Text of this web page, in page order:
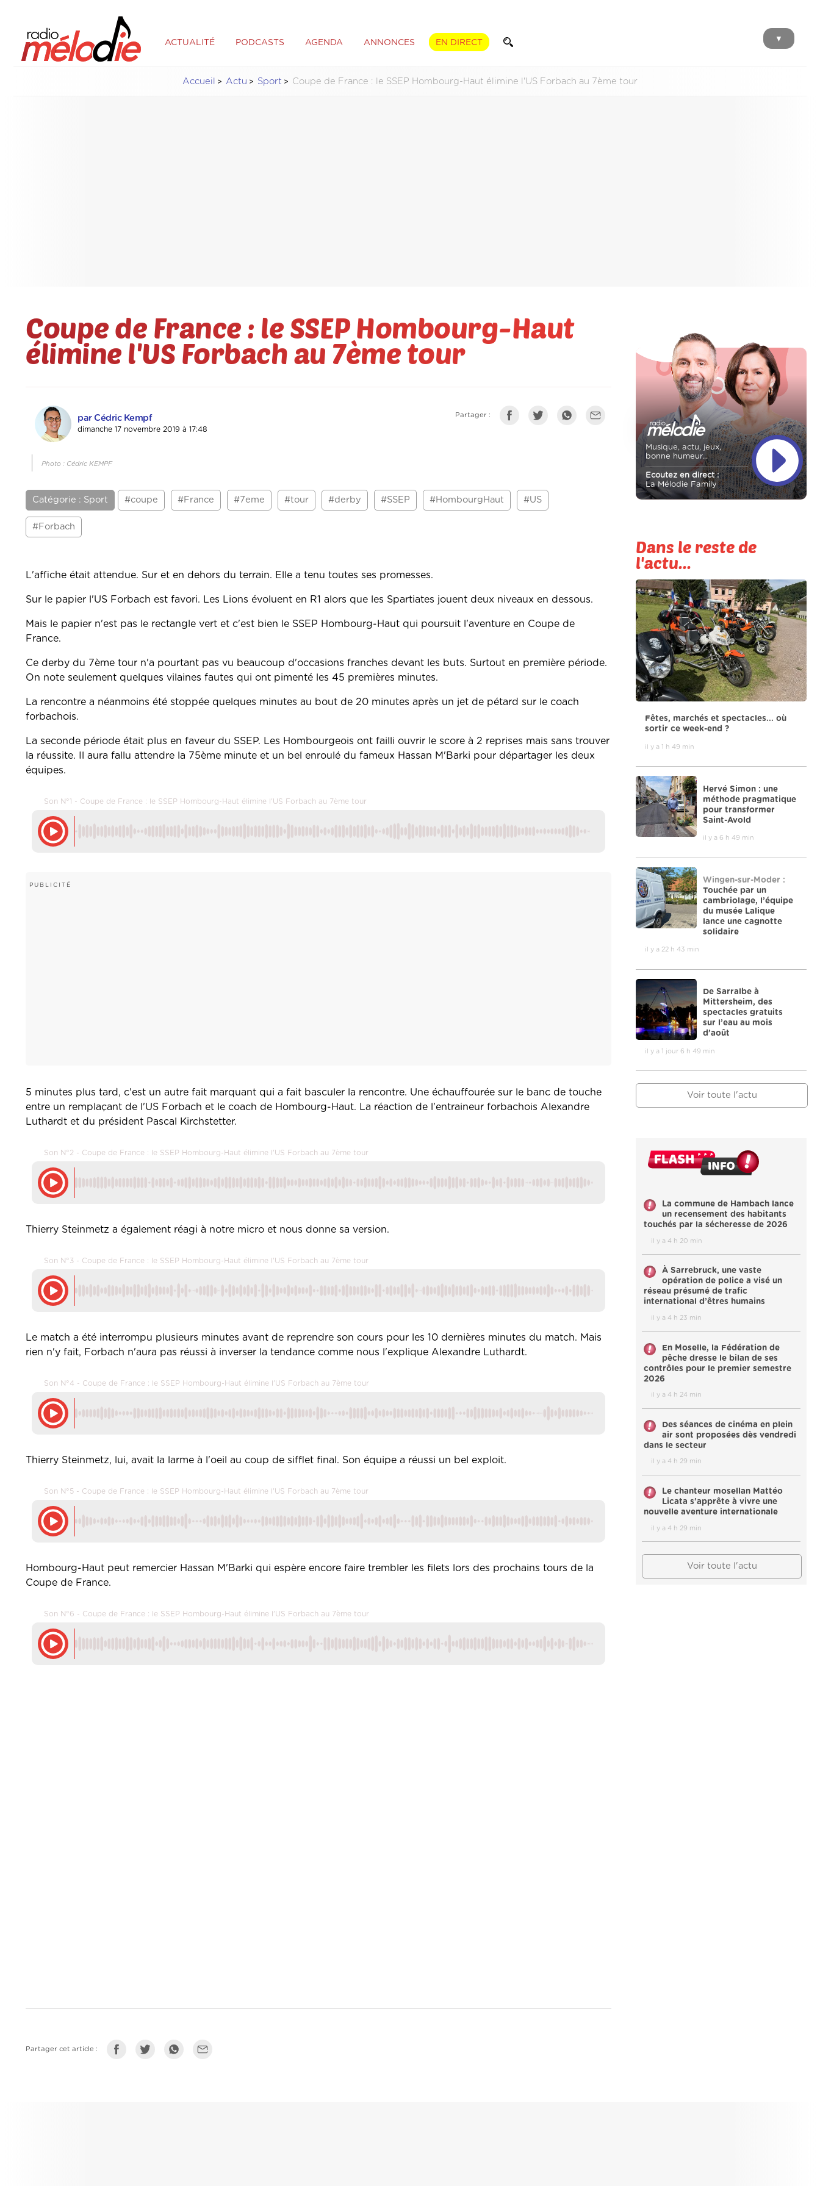
ACTUALITÉ PODCASTS AGENDA ANNONCES EN DIRECT ▼
Accueil Actu Sport Coupe de France : le SSEP Hombourg-Haut élimine l'US Forbach au 7ème tour
Coupe de France : le SSEP Hombourg-Haut
élimine l'US Forbach au 7ème tour
par Cédric Kempf
dimanche 17 novembre 2019 à 17:48
Partager :
Photo : Cédric KEMPF
Catégorie : Sport #coupe #France #7eme #tour #derby #SSEP #HombourgHaut #US
#Forbach
L'affiche était attendue. Sur et en dehors du terrain. Elle a tenu toutes ses promesses.
Sur le papier l'US Forbach est favori. Les Lions évoluent en R1 alors que les Spartiates jouent deux niveaux en dessous.
Mais le papier n'est pas le rectangle vert et c'est bien le SSEP Hombourg-Haut qui poursuit l'aventure en Coupe de
France.
Ce derby du 7ème tour n'a pourtant pas vu beaucoup d'occasions franches devant les buts. Surtout en première période.
On note seulement quelques vilaines fautes qui ont pimenté les 45 premières minutes.
La rencontre a néanmoins été stoppée quelques minutes au bout de 20 minutes après un jet de pétard sur le coach
forbachois.
La seconde période était plus en faveur du SSEP. Les Hombourgeois ont failli ouvrir le score à 2 reprises mais sans trouver
la réussite. Il aura fallu attendre la 75ème minute et un bel enroulé du fameux Hassan M'Barki pour départager les deux
équipes.
Son N°1 - Coupe de France : le SSEP Hombourg-Haut élimine l'US Forbach au 7ème tour
5 minutes plus tard, c'est un autre fait marquant qui a fait basculer la rencontre. Une échauffourée sur le banc de touche
entre un remplaçant de l'US Forbach et le coach de Hombourg-Haut. La réaction de l'entraineur forbachois Alexandre
Luthardt et du président Pascal Kirchstetter.
Son N°2 - Coupe de France : le SSEP Hombourg-Haut élimine l'US Forbach au 7ème tour
Thierry Steinmetz a également réagi à notre micro et nous donne sa version.
Son N°3 - Coupe de France : le SSEP Hombourg-Haut élimine l'US Forbach au 7ème tour
Le match a été interrompu plusieurs minutes avant de reprendre son cours pour les 10 dernières minutes du match. Mais
rien n'y fait, Forbach n'aura pas réussi à inverser la tendance comme nous l'explique Alexandre Luthardt.
Son N°4 - Coupe de France : le SSEP Hombourg-Haut élimine l'US Forbach au 7ème tour
Thierry Steinmetz, lui, avait la larme à l'oeil au coup de sifflet final. Son équipe a réussi un bel exploit.
Son N°5 - Coupe de France : le SSEP Hombourg-Haut élimine l'US Forbach au 7ème tour
Hombourg-Haut peut remercier Hassan M'Barki qui espère encore faire trembler les filets lors des prochains tours de la
Coupe de France.
Son N°6 - Coupe de France : le SSEP Hombourg-Haut élimine l'US Forbach au 7ème tour
Partager cet article :
Musique, actu, jeux,
bonne humeur...
Ecoutez en direct :
La Mélodie Family
Dans le reste de
l'actu...
Fêtes, marchés et spectacles... où
sortir ce week-end ?
il y a 1 h 49 min
Hervé Simon : une
méthode pragmatique
pour transformer
Saint-Avold
il y a 6 h 49 min
Wingen-sur-Moder :
Touchée par un
cambriolage, l’équipe
du musée Lalique
lance une cagnotte
solidaire
il y a 22 h 43 min
De Sarralbe à
Mittersheim, des
spectacles gratuits
sur l’eau au mois
d’août
il y a 1 jour 6 h 49 min
Voir toute l'actu
La commune de Hambach lance
un recensement des habitants
touchés par la sécheresse de 2026
il y a 4 h 20 min
À Sarrebruck, une vaste
opération de police a visé un
réseau présumé de trafic
international d’êtres humains
il y a 4 h 23 min
En Moselle, la Fédération de
pêche dresse le bilan de ses
contrôles pour le premier semestre
2026
il y a 4 h 24 min
Des séances de cinéma en plein
air sont proposées dès vendredi
dans le secteur
il y a 4 h 29 min
Le chanteur mosellan Mattéo
Licata s'apprête à vivre une
nouvelle aventure internationale
il y a 4 h 29 min
Voir toute l'actu